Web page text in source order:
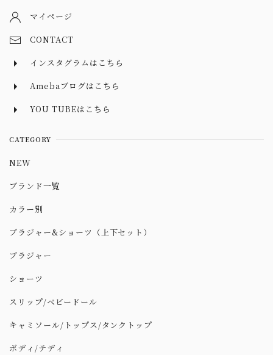
マイページ
CONTACT
インスタグラムはこちら
Amebaブログはこちら
YOU TUBEはこちら
CATEGORY
NEW
ブランド一覧
カラー別
ブラジャー&ショーツ（上下セット）
ブラジャー
ショーツ
スリップ/ベビードール
キャミソール/トップス/タンクトップ
ボディ/テディ